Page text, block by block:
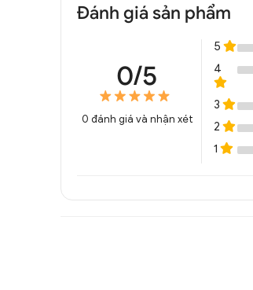
Đèn
Đánh giá sản phẩm
0/5
0 đánh giá và nhận xét
5
4
3
2
1